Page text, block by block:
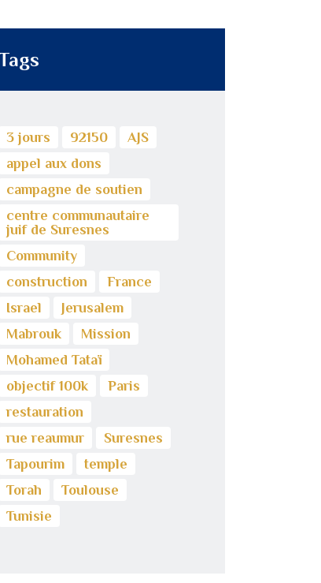
3 jours 92150
AJS
appel aux dons
campagne de soutien
centre communautaire
juif de Suresnes
Community
construction
France
Israel
Jerusalem
Mabrouk
Mission
Mohamed Tataï
objectif 100k
Paris
restauration
rue reaumur
Suresnes
Tapourim
temple
Torah
Toulouse
Tunisie